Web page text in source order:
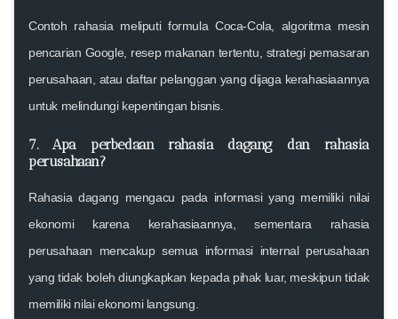
Contoh rahasia meliputi formula Coca-Cola, algoritma mesin
pencarian Google, resep makanan tertentu, strategi pemasaran
perusahaan, atau daftar pelanggan yang dijaga kerahasiaannya
untuk melindungi kepentingan bisnis.
7.Apa perbedaan rahasia dagang dan rahasia
perusahaan?
Rahasia dagang mengacu pada informasi yang memiliki nilai
ekonomi karena kerahasiaannya, sementara rahasia
perusahaan mencakup semua informasi internal perusahaan
yang tidak boleh diungkapkan kepada pihak luar, meskipun tidak
memiliki nilai ekonomi langsung.